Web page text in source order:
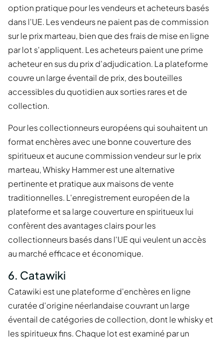
option pratique pour les vendeurs et acheteurs basés
dans l'UE. Les vendeurs ne paient pas de commission
sur le prix marteau, bien que des frais de mise en ligne
par lot s'appliquent. Les acheteurs paient une prime
acheteur en sus du prix d'adjudication. La plateforme
couvre un large éventail de prix, des bouteilles
accessibles du quotidien aux sorties rares et de
collection.
Pour les collectionneurs européens qui souhaitent un
format enchères avec une bonne couverture des
spiritueux et aucune commission vendeur sur le prix
marteau, Whisky Hammer est une alternative
pertinente et pratique aux maisons de vente
traditionnelles. L'enregistrement européen de la
plateforme et sa large couverture en spiritueux lui
confèrent des avantages clairs pour les
collectionneurs basés dans l'UE qui veulent un accès
au marché efficace et économique.
6. Catawiki
Catawiki est une plateforme d'enchères en ligne
curatée d'origine néerlandaise couvrant un large
éventail de catégories de collection, dont le whisky et
les spiritueux fins. Chaque lot est examiné par un